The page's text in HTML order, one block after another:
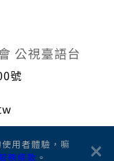
公視臺語台
號
© All
×
用者體驗，嘛
務條款 。